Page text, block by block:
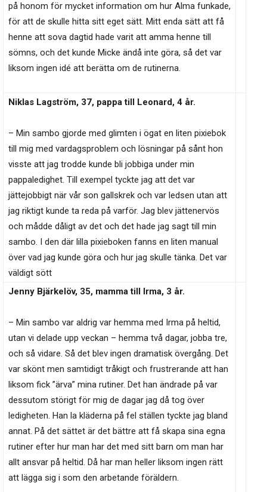
på honom för mycket information om hur Alma funkade,
för att de skulle hitta sitt eget sätt. Mitt enda sätt att få
henne att sova dagtid hade varit att amma henne till
sömns, och det kunde Micke ändå inte göra, så det var
liksom ingen idé att berätta om de rutinerna.
Niklas Lagström, 37, pappa till Leonard, 4 år.
– Min sambo gjorde med glimten i ögat en liten pixiebok
till mig med vardagsproblem och lösningar på sånt hon
visste att jag trodde kunde bli jobbiga under min
pappaledighet. Till exempel tyckte jag att det var
jättejobbigt när vår son gallskrek och var ledsen utan att
jag riktigt kunde ta reda på varför. Jag blev jättenervös
och mådde dåligt av det och det hade jag sagt till min
sambo. I den där lilla pixieboken fanns en liten manual
över vad jag kunde göra och hur jag skulle tänka. Det var
väldigt sött
Jenny Bjärkelöv, 35, mamma till Irma, 3 år.
– Min sambo var aldrig var hemma med Irma på heltid,
utan vi delade upp veckan – hemma två dagar, jobba tre,
och så vidare. Så det blev ingen dramatisk övergång. Det
var skönt men samtidigt tråkigt och frustrerande att han
liksom fick ”ärva” mina rutiner. Det han ändrade på var
dessutom störigt för mig de dagar jag då tog över
ledigheten. Han la kläderna på fel ställen tyckte jag bland
annat. På det sättet är det bättre att få skapa sina egna
rutiner efter hur man har det med sitt barn om man har
allt ansvar på heltid. Då har man heller liksom ingen rätt
att lägga sig i som den arbetande föräldern.